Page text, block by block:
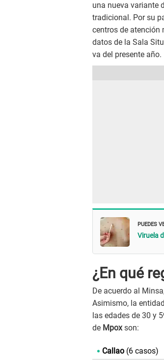
una nueva variante
tradicional. Por su
centros de atención
datos de la Sala
va del presente año.
PUEDES
Viruela
¿En qué
De acuerdo al
Asimismo, la
las edades de 30 y
de Mpoxson:
Callao (6 casos)